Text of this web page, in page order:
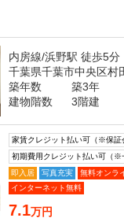
内房線/浜野駅 徒歩5分
千葉県千葉市中央区村
築年数
築3年
建物階数
3階建
家賃クレジット払い可（※保証
初期費用クレジット払い可（※
即入居
写真充実
無料オンラ
インターネット無料
7.1万円